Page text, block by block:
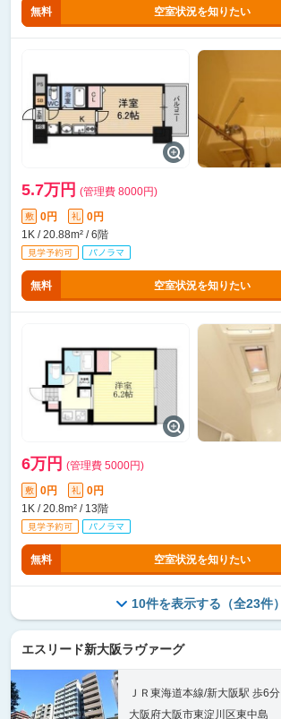
無料 空室状況を知りたい
5.7万円 (管理費 8000円)
敷 0円 礼
0円
1K / 20.88m² / 6階
無料 空室状況を知りたい
6万円 (管理費 5000円)
敷 0円 礼
0円
1K / 20.8m² / 13階
無料 空室状況を知りたい
10件を表示する（全23件）
エスリード新大阪ラヴァーグ
ＪＲ東海道本線/新大阪駅 歩6分
大阪府大阪市東淀川区東中島